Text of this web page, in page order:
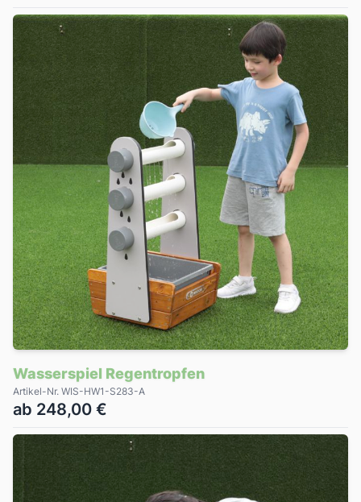
Wasserspiel Regentropfen
Artikel-Nr. WIS-HW1-S283-A
ab 248,00 €